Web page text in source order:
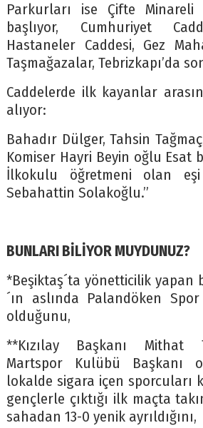
Parkurları ise Çifte Minareli
başlıyor, Cumhuriyet
Hastaneler Caddesi, Gez
Taşmağazalar, Tebrizkapı’da
Caddelerde ilk kayanlar
alıyor:
Bahadır Dülger, Tahsin
Komiser Hayri Beyin oğlu Esat
İlkokulu öğretmeni olan eşi
Sebahattin Solakoğlu.”
BUNLARI BİLİYOR MUYDUNUZ?
*Beşiktaş´ta yönetticilik yapan
´ın aslında Palandöken
olduğunu,
**Kızılay Başkanı Mithat
Martspor Kulübü Başkanı
lokalde sigara içen sporcuları
gençlerle çıktığı ilk maçta
sahadan 13-0 yenik ayrıldığını,